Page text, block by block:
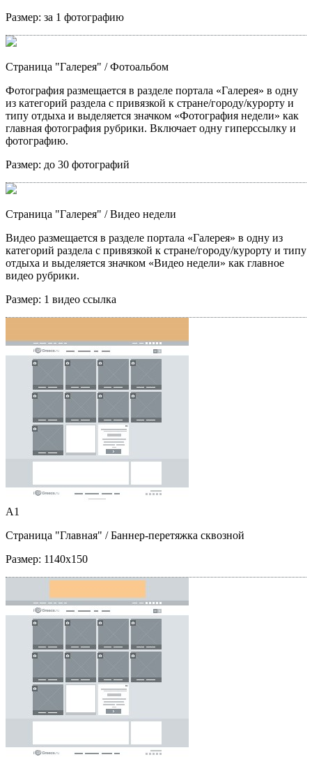
Размер: за 1 фотографию
Страница "Галерея" / Фотоальбом
Фотография размещается в разделе портала «Галерея» в одну
из категорий раздела с привязкой к стране/городу/курорту и
типу отдыха и выделяется значком «Фотография недели» как
главная фотография рубрики. Включает одну гиперссылку и
фотографию.
Размер: до 30 фотографий
Страница "Галерея" / Видео недели
Видео размещается в разделе портала «Галерея» в одну из
категорий раздела с привязкой к стране/городу/курорту и типу
отдыха и выделяется значком «Видео недели» как главное
видео рубрики.
Размер: 1 видео ссылка
A1
Страница "Главная" / Баннер-перетяжка сквозной
Размер: 1140x150